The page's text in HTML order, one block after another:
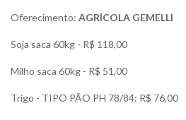
Oferecimento: AGRÍCOLA GEMELLI
Soja saca 60kg - R$ 118,00
Milho saca 60kg - R$ 51,00
Trigo - TIPO PÃO PH 78/84: R$ 76,00